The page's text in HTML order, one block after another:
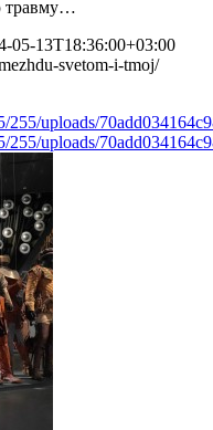
травму…
05-13T18:36:00+03:00
svetom-i-tmoj/
255/uploads/
255/uploads/